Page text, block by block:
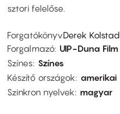
sztori felelőse.
ForgatókönyvDerek Kolstad
Forgalmazó UIP-Duna Film
Színes Színes
Készítő országok
amerikai
Szinkron nyelvek
magyar